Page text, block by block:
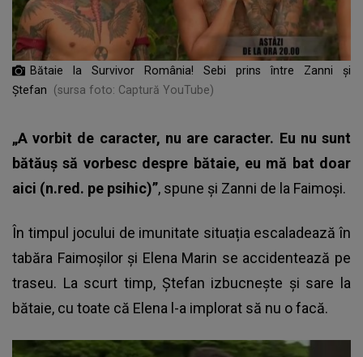
Bătaie la Survivor România! Sebi prins între Zanni şi
Ştefan
(sursa foto: Captură YouTube)
„A vorbit de caracter, nu are caracter. Eu nu sunt
bătăuș să vorbesc despre bătaie, eu mă bat doar
aici (n.red. pe psihic)”, spune și Zanni de la Faimoși.
În timpul jocului de imunitate situația escaladează în
tabăra Faimoșilor și Elena Marin se accidentează pe
traseu. La scurt timp, Ștefan izbucnește și sare la
bătaie, cu toate că Elena l-a implorat să nu o facă.